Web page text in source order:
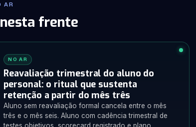
AR
frente
NO AR
Reavaliação trimestral do aluno do
personal: o ritual que sustenta
retenção a partir do mês três
Aluno sem reavaliação formal cancela entre o mês
três e o mês seis. Aluno com cadência trimestral de